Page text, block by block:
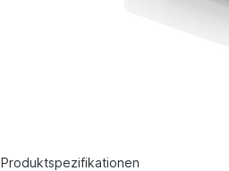
Produktspezifikationen